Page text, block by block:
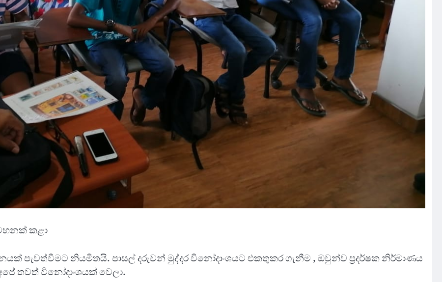
කළා
පැවත්වීමට නියමිතයි. පාසල් දරුවන් මුද්දර විනෝදාංශයට එකතුකර ගැනීම , ඔවුන්ව ප්‍රදර්ෂක නිර්මාණය
තවත් විනෝදාංශයක් වෙලා.